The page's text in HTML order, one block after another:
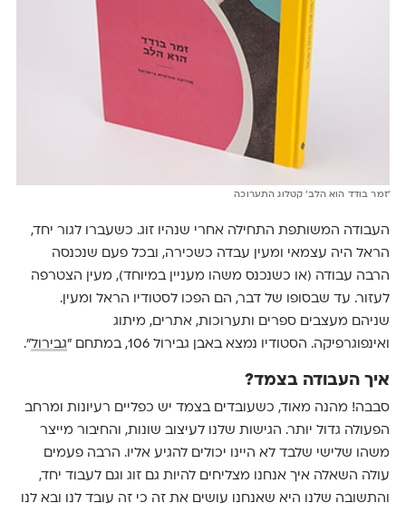
'זמר בודד הוא הלב' קטלוג התערוכה
העבודה המשותפת התחילה אחרי שנהיו זוג. כשעברו לגור יחד,
הראל היה עצמאי ומעין עבדה כשכירה, ובכל פעם שנכנסה
הרבה עבודה (או כשנכנס משהו מעניין במיוחד), מעין הצטרפה
לעזור. עד שבסופו של דבר, הם הפכו לסטודיו הראל ומעין.
שניהם מעצבים ספרים ותערוכות, אתרים, מיתוג
ואינפוגרפיקה. הסטודיו נמצא באבן גבירול 106, במתחם ״
גבירול״.
איך העבודה בצמד?
סבבה! מהנה מאוד, כשעובדים בצמד יש כפליים רעיונות ומרחב
הפעולה גדול יותר. הגישות שלנו לעיצוב שונות, והחיבור מייצר
משהו שלישי שלבד לא היינו יכולים להגיע אליו. הרבה פעמים
עולה השאלה איך אנחנו מצליחים להיות גם זוג וגם לעבוד יחד,
והתשובה שלנו היא שאנחנו עושים את זה כי זה עובד לנו ובא לנו